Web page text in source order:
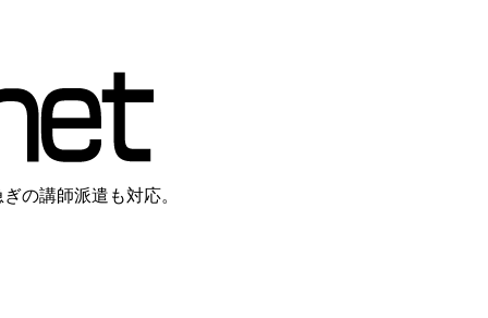
の講師派遣も対応。